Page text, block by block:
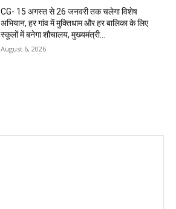
CG- 15 अगस्त से 26 जनवरी तक चलेगा विशेष
अभियान, हर गांव में मुक्तिधाम और हर बालिका के लिए
स्कूलों में बनेगा शौचालय, मुख्यमंत्री...
August 6, 2026